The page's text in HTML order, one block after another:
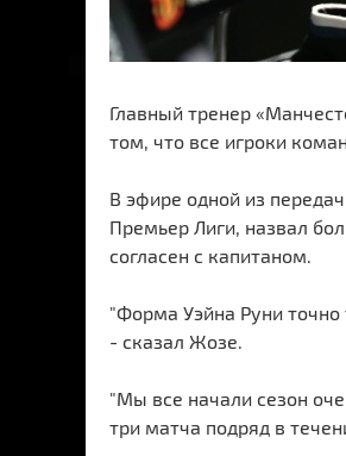
Главный тренер
том, что все игроки
В эфире одной из
Премьер Лиги, назвал
согласен с капитаном.
"Форма Уэйна Руни
- сказал Жозе.
"Мы все начали сезон
три матча подряд в